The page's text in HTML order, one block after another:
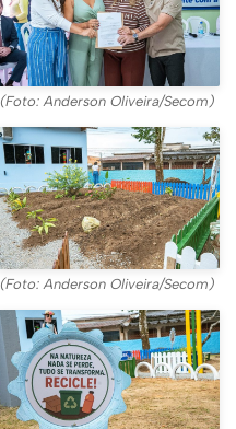
(Foto: Anderson Oliveira/Secom)
(Foto: Anderson Oliveira/Secom)